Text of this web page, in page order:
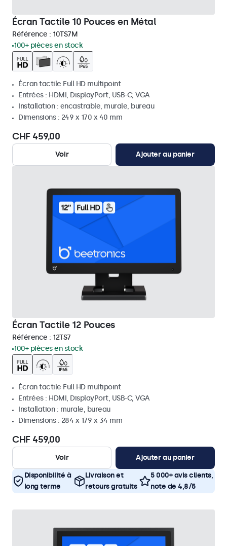
Écran Tactile 10 Pouces en Métal
Référence : 10TS7M
100+ pièces en stock
Écran tactile Full HD multipoint
Entrées : HDMI, DisplayPort, USB-C, VGA
Installation : encastrable, murale, bureau
Dimensions : 249 x 170 x 40 mm
CHF 459,00
Voir Ajouter au panier
Écran Tactile 12 Pouces
Référence : 12TS7
100+ pièces en stock
Écran tactile Full HD multipoint
Entrées : HDMI, DisplayPort, USB-C, VGA
Installation : murale, bureau
Dimensions : 284 x 179 x 34 mm
CHF 459,00
Voir Ajouter au panier
Disponibilité à
long terme
Livraison et
retours gratuits
5 000+ avis clients,
note de 4,8/5